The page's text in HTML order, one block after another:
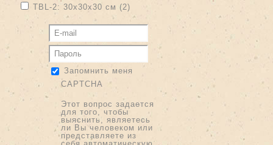
Apply TBL-2: 30х30х30 см filter
TBL-2: 30х30х30 см (2)
Запомнить меня
CAPTCHA
Этот вопрос задается
для того, чтобы
выяснить, являетесь
ли Вы человеком или
представляете из
себя автоматическую